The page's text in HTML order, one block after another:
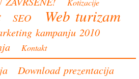
Kotizacije
SEO Web turizam
kampanju 2010
Kontakt
Download prezentacija